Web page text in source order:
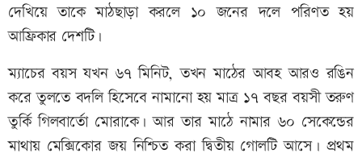
দেখিয়ে তাকে মাঠছাড়া করলে ১০ জনের দলে পরিণত হয়
আফ্রিকার দেশটি।
ম্যাচের বয়স যখন ৬৭ মিনিট, তখন মাঠের আবহ আরও রঙিন
করে তুলতে বদলি হিসেবে নামানো হয় মাত্র ১৭ বছর বয়সী তরুণ
তুর্কি গিলবার্তো মোরাকে। আর তার মাঠে নামার ৬০ সেকেন্ডের
মাথায় মেক্সিকোর জয় নিশ্চিত করা দ্বিতীয় গোলটি আসে। প্রথম